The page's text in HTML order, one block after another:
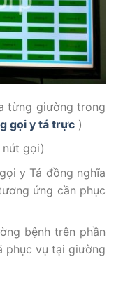
từng giường trong
gọi y tá trực)
nút gọi)
y Tá đồng nghĩa
ứng cần phục
bệnh trên phần
phục vụ tại giường